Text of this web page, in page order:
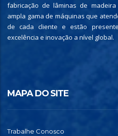
fabricação de lâminas de
ampla gama de máquinas que
de cada cliente e estão
excelência e inovação a nível global.
MAPA DO SITE
Trabalhe Conosco